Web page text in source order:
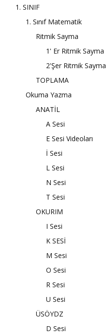
1. SINIF
1. Sınıf Matematik
Ritmik Sayma
1' Er Ritmik Sayma
2'Şer Ritmik Sayma
TOPLAMA
Okuma Yazma
ANATİL
A Sesi
E Sesi Videoları
İ Sesi
L Sesi
N Sesi
T Sesi
OKURIM
I Sesi
K SESİ
M Sesi
O Sesi
R Sesi
U Sesi
ÜSÖYDZ
D Sesi